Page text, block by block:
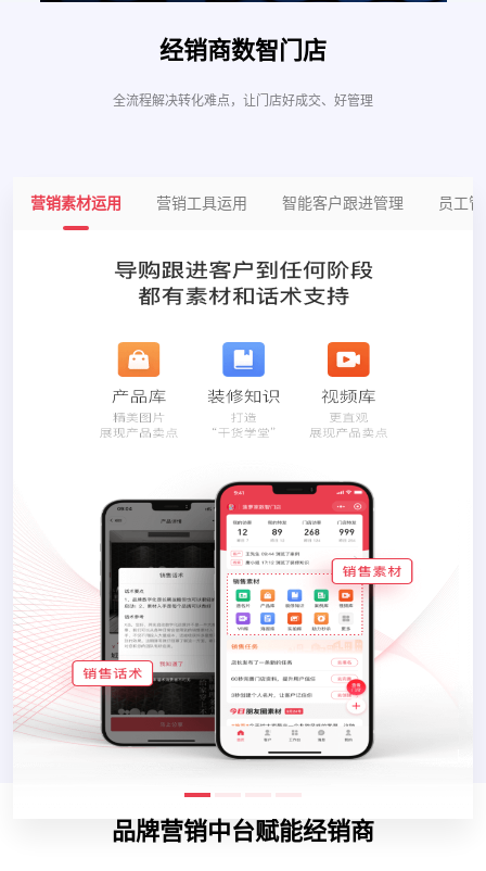
经销商数智门店
全流程解决转化难点，让门店好成交、好管理
营销素材运用 营销工具运用 智能客户跟进管理 员工
品牌营销中台赋能经销商